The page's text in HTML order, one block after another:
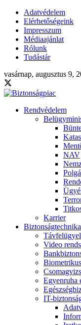
Adatvédelem
Elérhetőségeink
Impresszum
Médiaajánlat
Rólunk
Tudástár
vasárnap, augusztus 9,
Rendvédelem
NAV
Karrier
Biztonságtechnika
Video
Egyenruha
IT-